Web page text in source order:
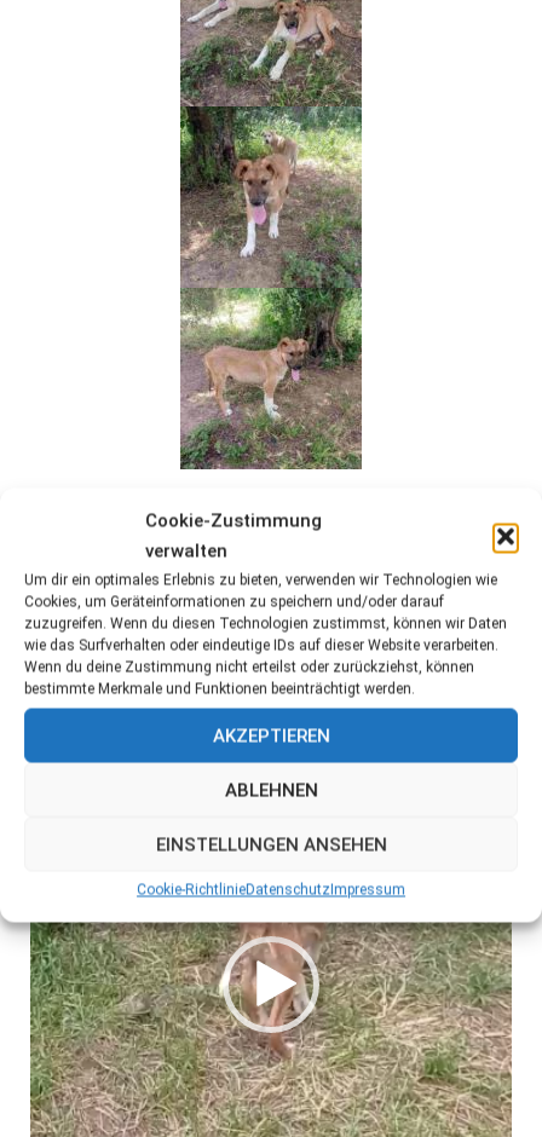
Cookie-Zustimmung
verwalten
Um dir ein optimales Erlebnis zu bieten, verwenden wir Technologien wie
Cookies, um Geräteinformationen zu speichern und/oder darauf
zuzugreifen. Wenn du diesen Technologien zustimmst, können wir Daten
wie das Surfverhalten oder eindeutige IDs auf dieser Website verarbeiten.
Wenn du deine Zustimmung nicht erteilst oder zurückziehst, können
bestimmte Merkmale und Funktionen beeinträchtigt werden.
AKZEPTIEREN
ABLEHNEN
EINSTELLUNGEN ANSEHEN
Cookie-RichtlinieDatenschutzImpressum
Player